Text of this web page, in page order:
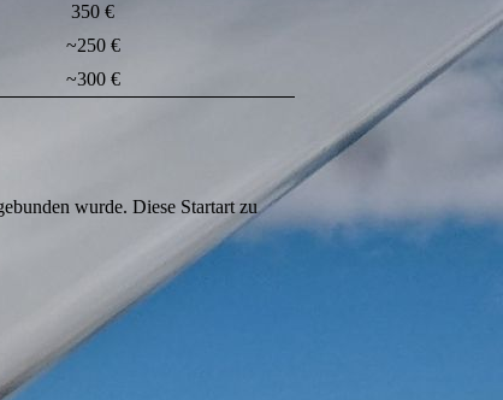
350 €
~250 €
~300 €
wurde. Diese Startart zu